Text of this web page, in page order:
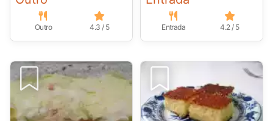
Outro 4.3 / 5 Entrada 4.2 / 5